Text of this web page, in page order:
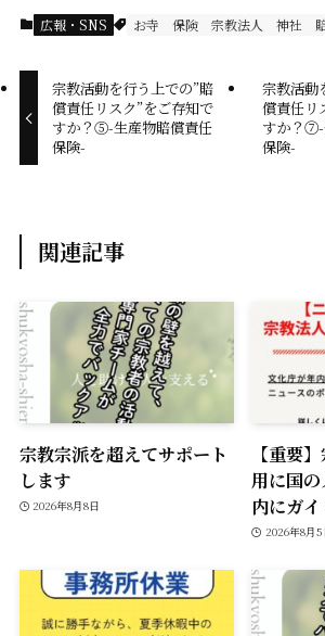
o
o
広報・SNS お寺 保険 宗教法人 神社
宗教活動を行う上での”賠
償責任リスク”をご存知で
すか？⑤-生産物賠償責任
保険-
宗教活動
償責任リ
すか？⑦-
保険-
関連記事
宗教宗派を超えてサポート
します
2026年8月8日
【重要
用に国
内にガ
2026年8月5